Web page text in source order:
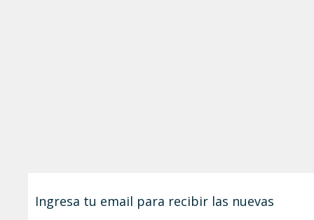
Ingresa tu email para recibir las nuevas